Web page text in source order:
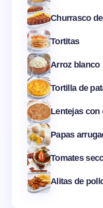
Churrasco
Tortitas
Arroz blanco
Tortilla de
Lentejas con
Papas
Tomates
Alitas de